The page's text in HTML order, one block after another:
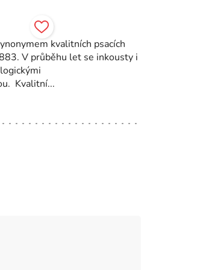
kvalitních psacích
V průběhu let se inkousty i
Kvalitní...